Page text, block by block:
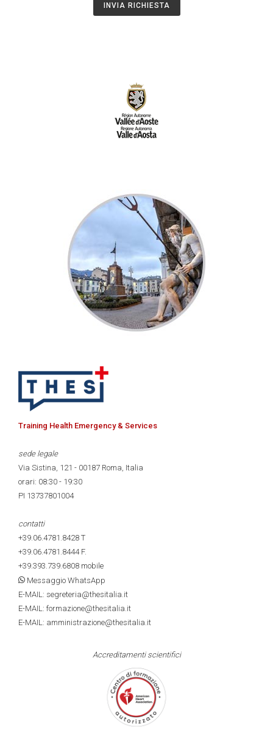
INVIA RICHIESTA
Training Health Emergency & Services
sede legale
Via Sistina, 121 - 00187 Roma, Italia
orari: 08:30 - 19:30
PI 13737801004
contatti
+39.06.4781.8428 T
+39.06.4781.8444F.
+39.393.739.6808 mobile
Messaggio WhatsApp
E-MAIL: segreteria@thesitalia.it
E-MAIL: formazione@thesitalia.it
E-MAIL: amministrazione@thesitalia.it
Accreditamenti scientifici